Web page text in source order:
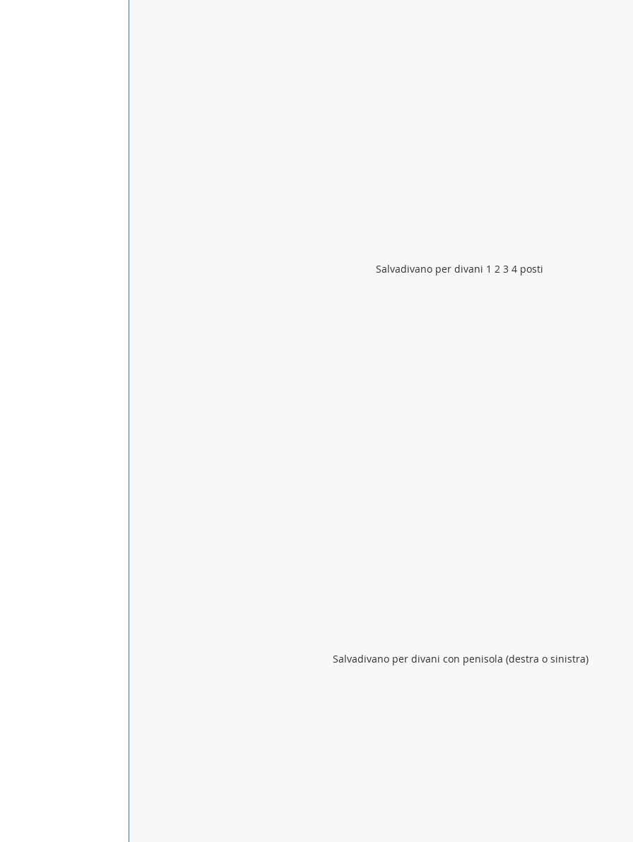
Salvadivano per divani 1 2 3 4 posti
Salvadivano per divani con penisola (destra o sinistra)